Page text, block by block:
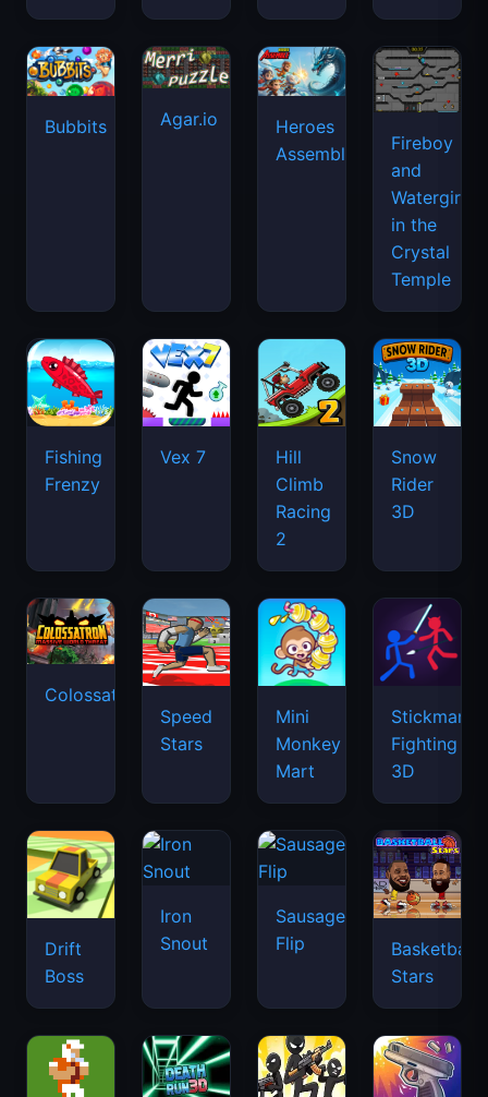
Bubbits Agar.io
Heroes
Assemble
Fireboy
and
Watergirl
in the
Crystal
Temple
Fishing
Frenzy
Vex 7
Hill
Climb
Racing
2
Snow
Rider
3D
Colossatron
Speed
Stars
Mini
Monkey
Mart
Stickman
Fighting
3D
Drift
Boss
Iron
Snout
Sausage
Flip
Basketball
Stars